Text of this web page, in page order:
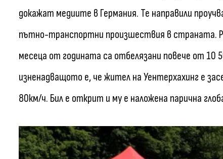
докажат медиите в Германия. Те направили
пътно-транспортни произшествия в страната.
месеца от годината са отбелязани повече от
изненадващото е, че жител на Уентерхахинг е
80км/ч. Бил е открит и му е наложена парична